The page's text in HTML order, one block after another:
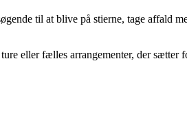
til at blive på stierne, tage affald
eller fælles arrangementer, der sætter